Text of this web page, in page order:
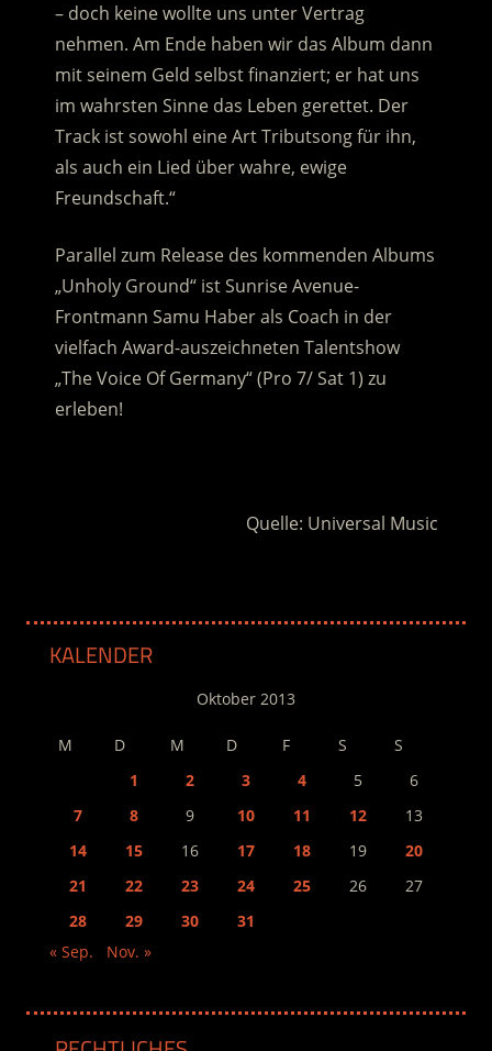
– doch keine wollte uns unter Vertrag
nehmen. Am Ende haben wir das Album dann
mit seinem Geld selbst finanziert; er hat uns
im wahrsten Sinne das Leben gerettet. Der
Track ist sowohl eine Art Tributsong für ihn,
als auch ein Lied über wahre, ewige
Freundschaft.“
Parallel zum Release des kommenden Albums
„Unholy Ground“ ist Sunrise Avenue-
Frontmann Samu Haber als Coach in der
vielfach Award-auszeichneten Talentshow
„The Voice Of Germany“ (Pro 7/ Sat 1) zu
erleben!
Quelle: Universal Music
KALENDER
Oktober 2013
M D M D F S
S
1
2 3 4 5
6
7
8 9 10 11 12
13
14
15 16 17 18 19
20
21
22 23 24 25 26
27
28
29 30
31
« Sep.
Nov. »